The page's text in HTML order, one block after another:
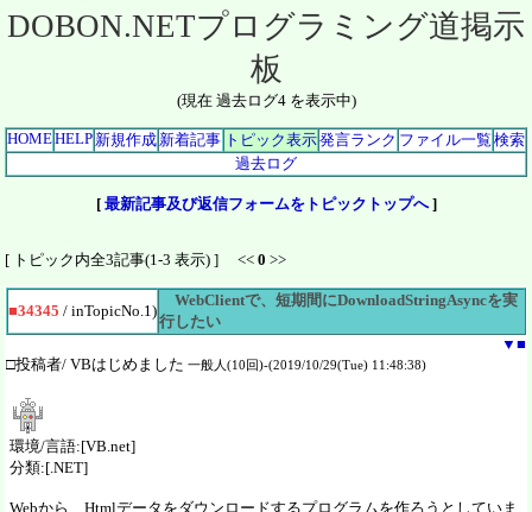
DOBON.NETプログラミング道掲示
板
(現在 過去ログ4 を表示中)
HOMEHELP 新規作成 新着記事 トピック表示発言ランク ファイル一覧 検索
過去ログ
[ 最新記事及び返信フォームをトピックトップへ]
[ トピック内全3記事(1-3 表示) ] << 0 >>
■34345 / inTopicNo.1)
WebClientで、短期間にDownloadStringAsyncを実
行したい
▼ ■
□投稿者/ VBはじめました 一般人(10回)-(2019/10/29(Tue) 11:48:38)
環境/言語:[VB.net]
分類:[.NET]
Webから、Htmlデータをダウンロードするプログラムを作ろうとしていま